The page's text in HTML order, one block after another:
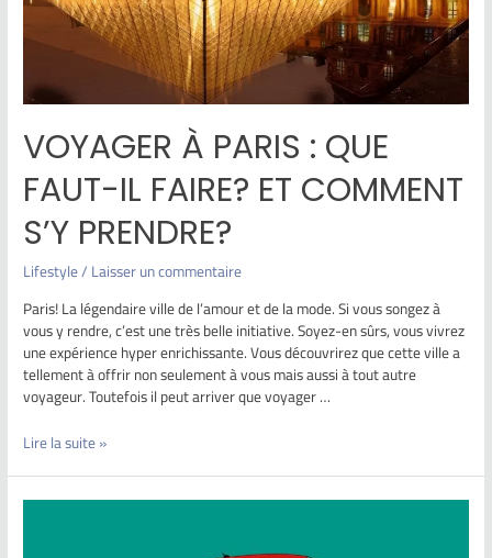
VOYAGER À PARIS : QUE
FAUT-IL FAIRE? ET COMMENT
S’Y PRENDRE?
Lifestyle/Laisser un commentaire
Paris! La légendaire ville de l’amour et de la mode. Si vous songez à
vous y rendre, c’est une très belle initiative. Soyez-en sûrs, vous vivrez
une expérience hyper enrichissante. Vous découvrirez que cette ville a
tellement à offrir non seulement à vous mais aussi à tout autre
voyageur. Toutefois il peut arriver que voyager …
Lire la suite »